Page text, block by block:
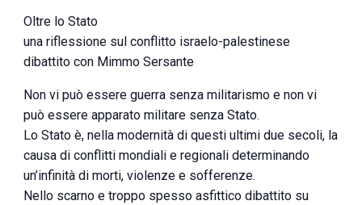
Oltre lo Stato
una riflessione sul conflitto israelo-palestinese
dibattito con Mimmo Sersante
Non vi può essere guerra senza militarismo e non vi
può essere apparato militare senza Stato.
Lo Stato è, nella modernità di questi ultimi due secoli, la
causa di conflitti mondiali e regionali determinando
un’infinità di morti, violenze e sofferenze.
Nello scarno e troppo spesso asfittico dibattito su